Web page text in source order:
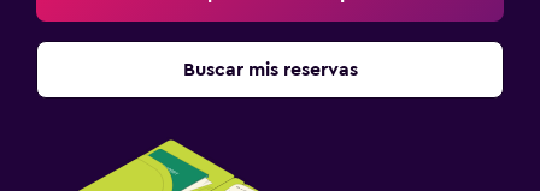
Buscar mis reservas